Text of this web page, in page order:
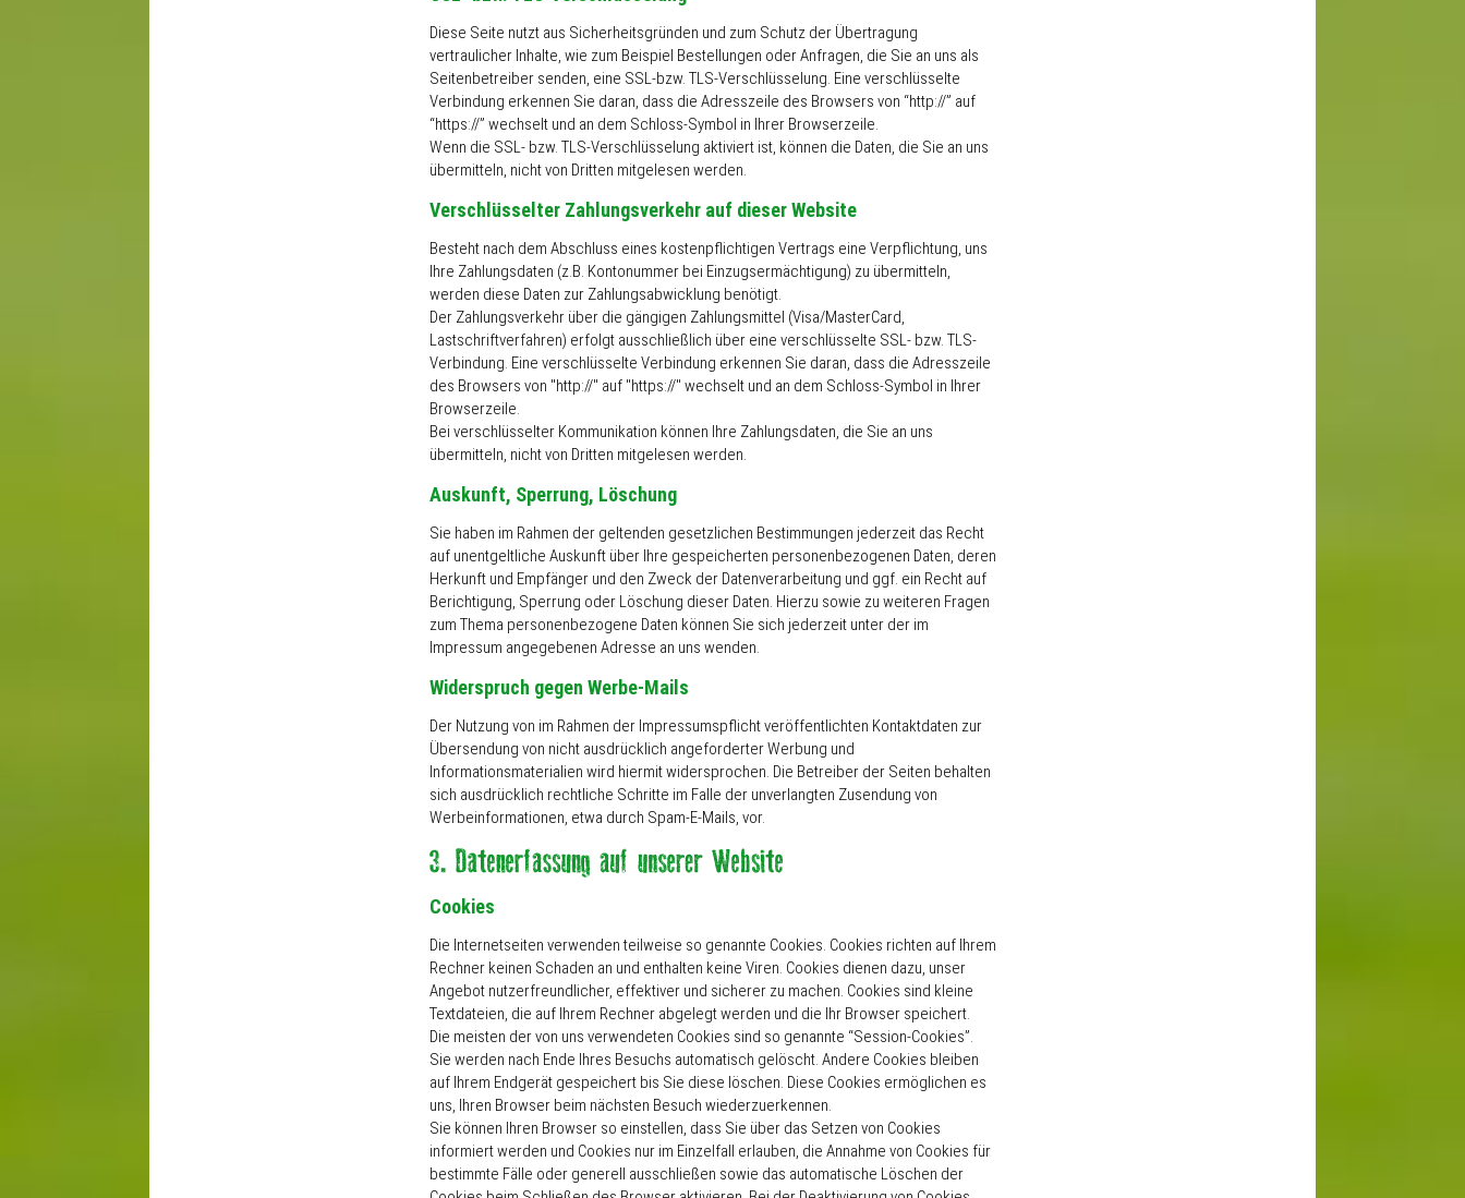
Diese Seite nutzt aus Sicherheitsgründen und zum Schutz der Übertragung
vertraulicher Inhalte, wie zum Beispiel Bestellungen oder Anfragen, die Sie an uns als
Seitenbetreiber senden, eine SSL-bzw. TLS-Verschlüsselung. Eine verschlüsselte
Verbindung erkennen Sie daran, dass die Adresszeile des Browsers von “http://” auf
“https://” wechselt und an dem Schloss-Symbol in Ihrer Browserzeile.
Wenn die SSL- bzw. TLS-Verschlüsselung aktiviert ist, können die Daten, die Sie an uns
übermitteln, nicht von Dritten mitgelesen werden.
Verschlüsselter Zahlungsverkehr auf dieser Website
Besteht nach dem Abschluss eines kostenpflichtigen Vertrags eine Verpflichtung, uns
Ihre Zahlungsdaten (z.B. Kontonummer bei Einzugsermächtigung) zu übermitteln,
werden diese Daten zur Zahlungsabwicklung benötigt.
Der Zahlungsverkehr über die gängigen Zahlungsmittel (Visa/MasterCard,
Lastschriftverfahren) erfolgt ausschließlich über eine verschlüsselte SSL- bzw. TLS-
Verbindung. Eine verschlüsselte Verbindung erkennen Sie daran, dass die Adresszeile
des Browsers von "http://" auf "https://" wechselt und an dem Schloss-Symbol in Ihrer
Browserzeile.
Bei verschlüsselter Kommunikation können Ihre Zahlungsdaten, die Sie an uns
übermitteln, nicht von Dritten mitgelesen werden.
Auskunft, Sperrung, Löschung
Sie haben im Rahmen der geltenden gesetzlichen Bestimmungen jederzeit das Recht
auf unentgeltliche Auskunft über Ihre gespeicherten personenbezogenen Daten, deren
Herkunft und Empfänger und den Zweck der Datenverarbeitung und ggf. ein Recht auf
Berichtigung, Sperrung oder Löschung dieser Daten. Hierzu sowie zu weiteren Fragen
zum Thema personenbezogene Daten können Sie sich jederzeit unter der im
Impressum angegebenen Adresse an uns wenden.
Widerspruch gegen Werbe-Mails
Der Nutzung von im Rahmen der Impressumspflicht veröffentlichten Kontaktdaten zur
Übersendung von nicht ausdrücklich angeforderter Werbung und
Informationsmaterialien wird hiermit widersprochen. Die Betreiber der Seiten behalten
sich ausdrücklich rechtliche Schritte im Falle der unverlangten Zusendung von
Werbeinformationen, etwa durch Spam-E-Mails, vor.
Cookies
Die Internetseiten verwenden teilweise so genannte Cookies. Cookies richten auf Ihrem
Rechner keinen Schaden an und enthalten keine Viren. Cookies dienen dazu, unser
Angebot nutzerfreundlicher, effektiver und sicherer zu machen. Cookies sind kleine
Textdateien, die auf Ihrem Rechner abgelegt werden und die Ihr Browser speichert.
Die meisten der von uns verwendeten Cookies sind so genannte “Session-Cookies”.
Sie werden nach Ende Ihres Besuchs automatisch gelöscht. Andere Cookies bleiben
auf Ihrem Endgerät gespeichert bis Sie diese löschen. Diese Cookies ermöglichen es
uns, Ihren Browser beim nächsten Besuch wiederzuerkennen.
Sie können Ihren Browser so einstellen, dass Sie über das Setzen von Cookies
informiert werden und Cookies nur im Einzelfall erlauben, die Annahme von Cookies für
bestimmte Fälle oder generell ausschließen sowie das automatische Löschen der